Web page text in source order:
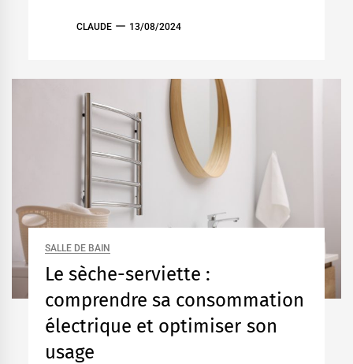
CLAUDE 13/08/2024
SALLE DE BAIN
Le sèche-serviette :
comprendre sa consommation
électrique et optimiser son
usage